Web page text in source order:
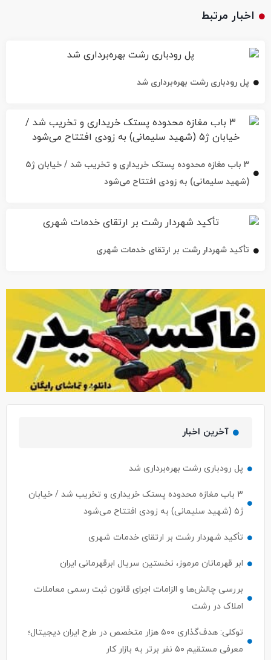
اخبار مرتبط
پل رودباری رشت بهره‌برداری شد
۳ باب مغازه محدوده پستک خریداری و تخریب شد / خیابان ژ۵
(شهید سلیمانی) به زودی افتتاح می‌شود
تأکید شهردار رشت بر ارتقای خدمات شهری
آخرین اخبار
پل رودباری رشت بهره‌برداری شد
۳ باب مغازه محدوده پستک خریداری و تخریب شد / خیابان
ژ۵ (شهید سلیمانی) به زودی افتتاح می‌شود
تأکید شهردار رشت بر ارتقای خدمات شهری
ابر قهرمانان مرموز، نخستین سریال ابرقهرمانی ایران
بررسی چالش‌ها و الزامات اجرای قانون ثبت رسمی معاملات
املاک در رشت
توکلی: هدف‌گذاری ۵۰۰ هزار متخصص در طرح ایران دیجیتال؛
معرفی مستقیم ۵۰ نفر برتر به بازار کار